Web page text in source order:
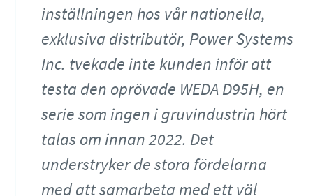
inställningen hos vår nationella,
exklusiva distributör, Power Systems
Inc. tvekade inte kunden inför att
testa den oprövade WEDA D95H, en
serie som ingen i gruvindustrin hört
talas om innan 2022. Det
understryker de stora fördelarna
med att samarbeta med ett väl